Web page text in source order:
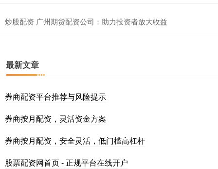
炒股配资 广州期货配资公司：助力投资者放大收益
最新文章
券商配资平台推荐与风险提示
券商按月配资，灵活资金方案
券商按月配资，安全灵活，低门槛高杠杆
股票配资网首页 - 正规平台在线开户